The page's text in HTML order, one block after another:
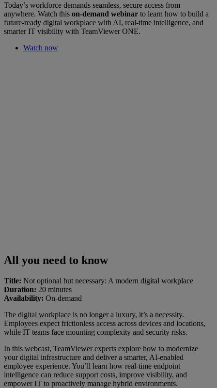
Today’s workforce demands seamless, secure access from
anywhere. Watch this on-demand webinar to learn how to build a
future-ready digital workplace with AI, real-time intelligence, and
smarter IT visibility with TeamViewer ONE.
Watch now
All you need to know
Title: Not optional but necessary: A modern digital workplace
Duration: 20 minutes
Availability: On-demand
The digital workplace is no longer a luxury, it’s a necessity.
Employees expect frictionless access across devices and locations,
while IT teams face mounting complexity and security risks.
In this webcast, TeamViewer experts explore how to modernize
your digital infrastructure and deliver a smarter, AI-enabled
employee experience. You’ll learn how real-time endpoint
intelligence can reduce support costs, improve visibility, and
empower IT to proactively manage hybrid environments.